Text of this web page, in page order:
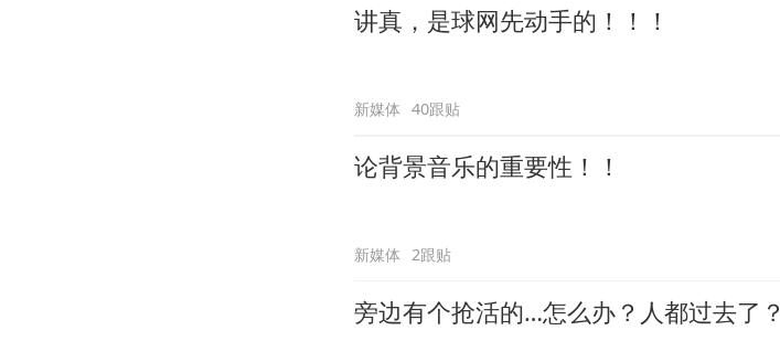
讲真，是球网先动手的！！！
新媒体 40跟贴
论背景音乐的重要性！！
新媒体 2跟贴
旁边有个抢活的…怎么办？人都过去了？